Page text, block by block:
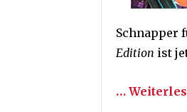
Schnapper
Edition ist
…